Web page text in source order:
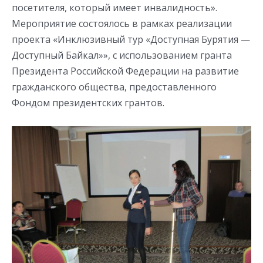
посетителя, который имеет инвалидность».
Мероприятие состоялось в рамках реализации
проекта «Инклюзивный тур «Доступная Бурятия —
Доступный Байкал»», с использованием гранта
Президента Российской Федерации на развитие
гражданского общества, предоставленного
Фондом президентских грантов.